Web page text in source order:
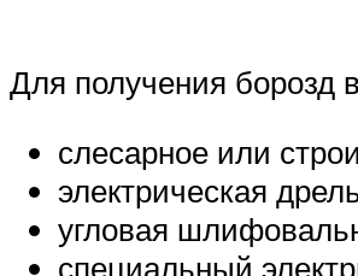
Для получения борозд
слесарное или
электрическая
угловая
специальный